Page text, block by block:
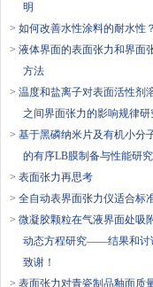
明
> 如何改善水性涂料的耐水性？
> 液体界面的表面张力和界面
方法
> 温度和盐离子对表面活性剂
之间界面张力的影响规律研
> 基于黑磷纳米片及有机小分
的有序LB膜制备与性能研究
> 表面张力再思考
> 全自动表界面张力仪适合标
> 微凝胶颗粒在气液界面处吸
动态方程研究——结果和讨论
致谢！
> 表面张力对青瓷制品釉面质